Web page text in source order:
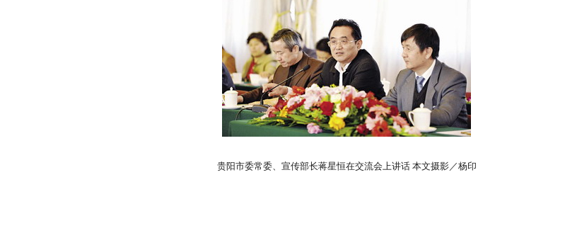
贵阳市委常委、宣传部长蒋星恒在交流会上讲话 本文摄影／杨印